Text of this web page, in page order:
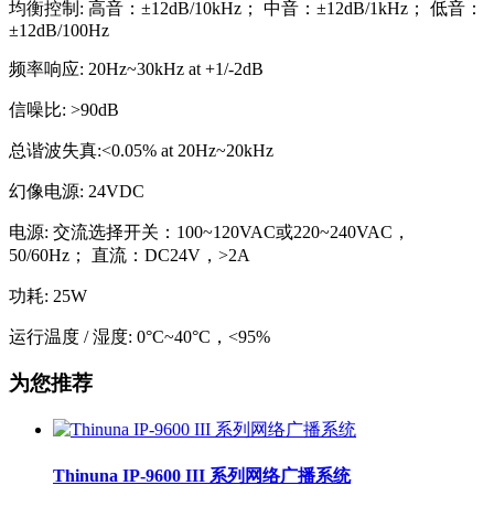
均衡控制: 高音：±12dB/10kHz； 中音：±12dB/1kHz； 低音：
±12dB/100Hz
频率响应: 20Hz~30kHz at +1/-2dB
信噪比: >90dB
总谐波失真:<0.05% at 20Hz~20kHz
幻像电源: 24VDC
电源: 交流选择开关：100~120VAC或220~240VAC，
50/60Hz； 直流：DC24V，>2A
功耗: 25W
运行温度 / 湿度: 0°C~40°C，<95%
为您推荐
Thinuna IP-9600 III 系列网络广播系统